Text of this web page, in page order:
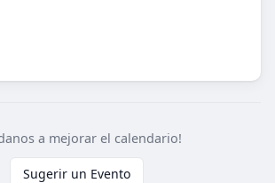
a mejorar el calendario!
Sugerir un Evento